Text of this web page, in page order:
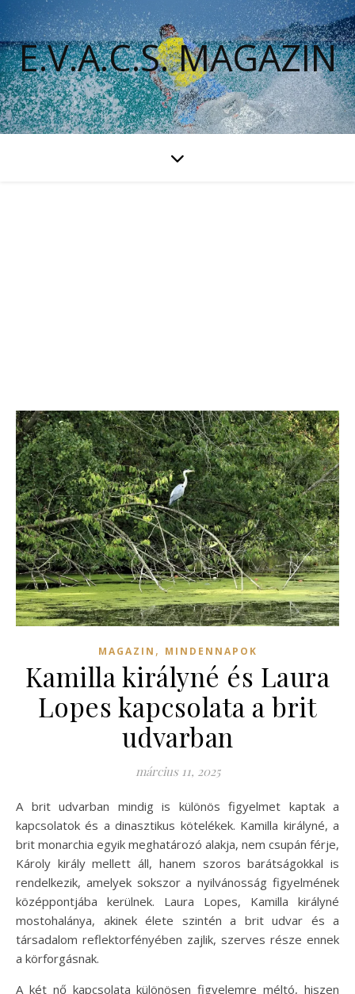
E.V.A.C.S. MAGAZIN
MAGAZIN , MINDENNAPOK
Kamilla királyné és Laura
Lopes kapcsolata a brit
udvarban
március 11, 2025
A brit udvarban mindig is különös figyelmet kaptak a
kapcsolatok és a dinasztikus kötelékek. Kamilla királyné, a
brit monarchia egyik meghatározó alakja, nem csupán férje,
Károly király mellett áll, hanem szoros barátságokkal is
rendelkezik, amelyek sokszor a nyilvánosság figyelmének
középpontjába kerülnek. Laura Lopes, Kamilla királyné
mostohalánya, akinek élete szintén a brit udvar és a
társadalom reflektorfényében zajlik, szerves része ennek
a körforgásnak.
A két nő kapcsolata különösen figyelemre méltó, hiszen